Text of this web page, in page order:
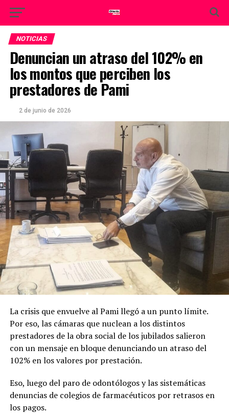
NOTICIAS
Denuncian un atraso del 102% en
los montos que perciben los
prestadores de Pami
2 de junio de 2026
La crisis que envuelve al Pami llegó a un punto límite.
Por eso, las cámaras que nuclean a los distintos
prestadores de la obra social de los jubilados salieron
con un mensaje en bloque denunciando un atraso del
102% en los valores por prestación.
Eso, luego del paro de odontólogos y las sistemáticas
denuncias de colegios de farmacéuticos por retrasos en
los pagos.